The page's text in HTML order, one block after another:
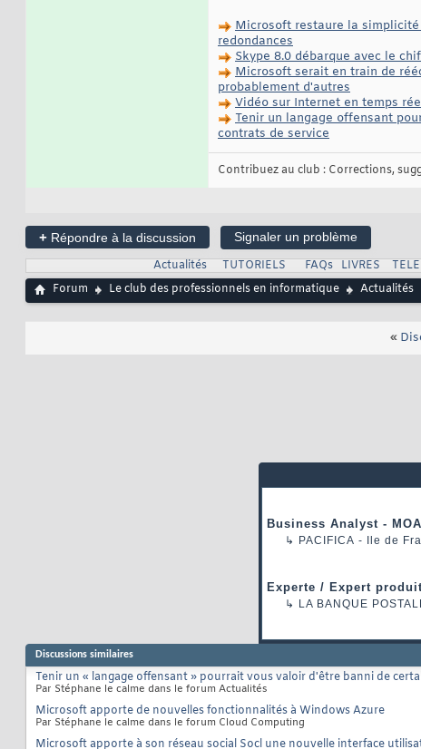
Microsoft restaure la
redondances
Skype 8.0 débarque avec le
Microsoft serait en train de
probablement d'autres
Vidéo sur Internet en temps
Tenir un langage offensant
contrats de service
Contribuez au club : Corrections,
+ Répondre à la discussion
Signaler un problème
Actualités
TUTORIELS FAQs LIVRES
Forum
Le club des professionnels en informatique Actualités
«
Business Analyst -
↳ PACIFICA - Ile de
Experte / Expert
↳ LA BANQUE
Discussions similaires
Tenir un « langage offensant » pourrait vous valoir d'être banni de
Par Stéphane le calme dans le forum Actualités
Microsoft apporte de nouvelles fonctionnalités à Windows Azure
Par Stéphane le calme dans le forum Cloud Computing
Microsoft apporte à son réseau social Socl une nouvelle interface